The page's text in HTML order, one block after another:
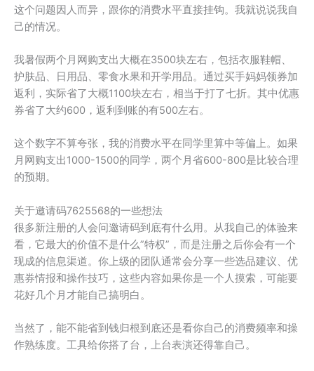
这个问题因人而异，跟你的消费水平直接挂钩。我就说说我自
己的情况。
我暑假两个月网购支出大概在3500块左右，包括衣服鞋帽、
护肤品、日用品、零食水果和开学用品。通过买手妈妈领券加
返利，实际省了大概1100块左右，相当于打了七折。其中优惠
券省了大约600，返利到账的有500左右。
这个数字不算夸张，我的消费水平在同学里算中等偏上。如果
月网购支出1000-1500的同学，两个月省600-800是比较合理
的预期。
关于邀请码7625568的一些想法
很多新注册的人会问邀请码到底有什么用。从我自己的体验来
看，它最大的价值不是什么”特权”，而是注册之后你会有一个
现成的信息渠道。你上级的团队通常会分享一些选品建议、优
惠券情报和操作技巧，这些内容如果你是一个人摸索，可能要
花好几个月才能自己搞明白。
当然了，能不能省到钱归根到底还是看你自己的消费频率和操
作熟练度。工具给你搭了台，上台表演还得靠自己。